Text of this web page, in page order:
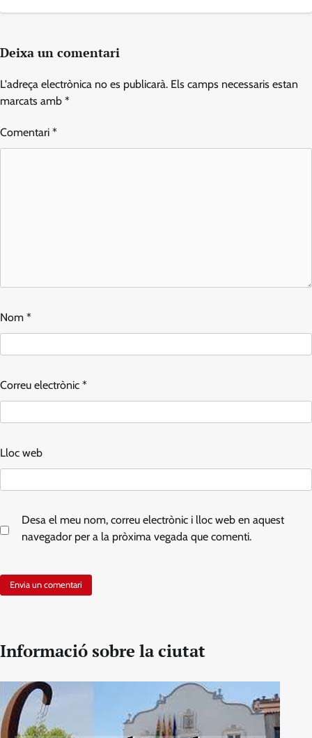
Deixa un comentari
L'adreça electrònica no es publicarà. Els camps necessaris estan
marcats amb *
Comentari *
Nom *
Correu electrònic *
Lloc web
Desa el meu nom, correu electrònic i lloc web en aquest
navegador per a la pròxima vegada que comenti.
Informació sobre la ciutat